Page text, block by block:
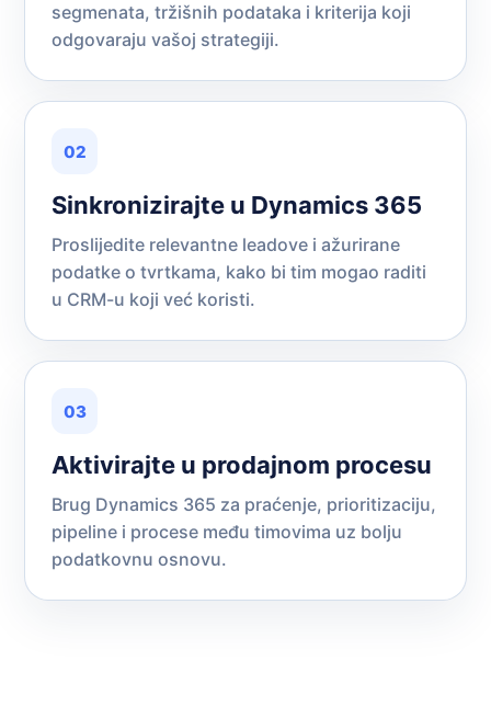
segmenata, tržišnih podataka i kriterija koji
odgovaraju vašoj strategiji.
02
Sinkronizirajte u Dynamics 365
Proslijedite relevantne leadove i ažurirane
podatke o tvrtkama, kako bi tim mogao raditi
u CRM-u koji već koristi.
03
Aktivirajte u prodajnom procesu
Brug Dynamics 365 za praćenje, prioritizaciju,
pipeline i procese među timovima uz bolju
podatkovnu osnovu.